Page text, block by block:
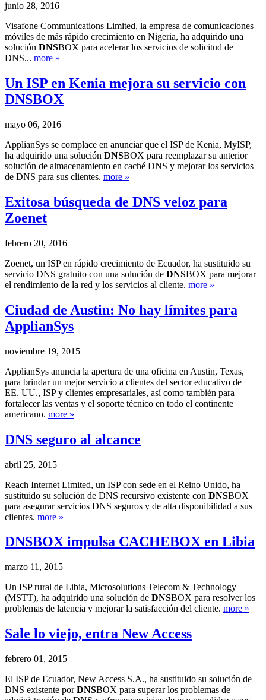
junio 28, 2016
Visafone Communications Limited, la empresa de comunicaciones
móviles de más rápido crecimiento en Nigeria, ha adquirido una
solución DNSBOX para acelerar los servicios de solicitud de
DNS... more »
Un ISP en Kenia mejora su servicio con
DNSBOX
mayo 06, 2016
ApplianSys se complace en anunciar que el ISP de Kenia, MyISP,
ha adquirido una solución DNSBOX para reemplazar su anterior
solución de almacenamiento en caché DNS y mejorar los servicios
de DNS para sus clientes. more »
Exitosa búsqueda de DNS veloz para
Zoenet
febrero 20, 2016
Zoenet, un ISP en rápido crecimiento de Ecuador, ha sustituido su
servicio DNS gratuito con una solución de DNSBOX para mejorar
el rendimiento de la red y los servicios al cliente. more »
Ciudad de Austin: No hay límites para
ApplianSys
noviembre 19, 2015
ApplianSys anuncia la apertura de una oficina en Austin, Texas,
para brindar un mejor servicio a clientes del sector educativo de
EE. UU., ISP y clientes empresariales, así como también para
fortalecer las ventas y el soporte técnico en todo el continente
americano. more »
DNS seguro al alcance
abril 25, 2015
Reach Internet Limited, un ISP con sede en el Reino Unido, ha
sustituido su solución de DNS recursivo existente con DNSBOX
para asegurar servicios DNS seguros y de alta disponibilidad a sus
clientes. more »
DNSBOX impulsa CACHEBOX en Libia
marzo 11, 2015
Un ISP rural de Libia, Microsolutions Telecom & Technology
(MSTT), ha adquirido una solución de DNSBOX para resolver los
problemas de latencia y mejorar la satisfacción del cliente. more »
Sale lo viejo, entra New Access
febrero 01, 2015
El ISP de Ecuador, New Access S.A., ha sustituido su solución de
DNS existente porDNSBOX para superar los problemas de